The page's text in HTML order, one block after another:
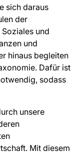
sich daraus
der
und
und
hinaus begleiten
Dafür ist
sodass
unsere
Mit diesem